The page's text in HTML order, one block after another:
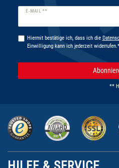
E-MAIL **
Newsletter
Hiermit bestätige ich, dass ich die
Einwilligung kann ich jederzeit
**